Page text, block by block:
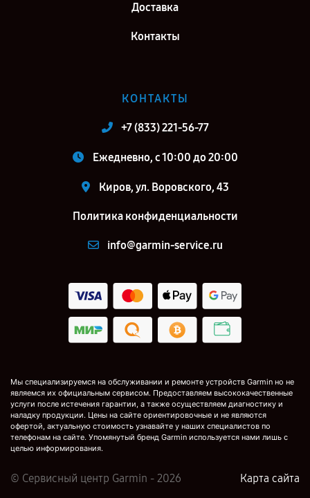
Доставка
Контакты
КОНТАКТЫ
+7 (833) 221-56-77
Ежедневно, с 10:00 до 20:00
Киров, ул. Воровского, 43
Политика конфиденциальности
info@garmin-service.ru
Мы специализируемся на обслуживании и ремонте устройств Garmin но не
являемся их официальным сервисом. Предоставляем высококачественные
услуги после истечения гарантии, а также осуществляем диагностику и
наладку продукции. Цены на сайте ориентировочные и не являются
офертой, актуальную стоимость узнавайте у наших специалистов по
телефонам на сайте. Упомянутый бренд Garmin используется нами лишь с
целью информирования.
© Сервисный центр Garmin - 2026 Карта сайта